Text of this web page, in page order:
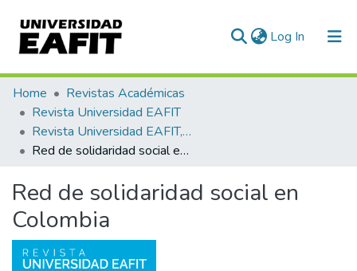
Log In (current)
Communities & Collections
All of DSpace
Statistics
Home
Revistas Académicas
Revista Universidad EAFIT
Revista Universidad EAFIT, Vol. 33, Núm. 105 (1997)
Red de solidaridad social en Colombia
Red de solidaridad social en
Colombia